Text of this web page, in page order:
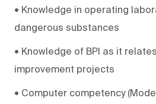
• Knowledge in operating
dangerous substances
• Knowledge of BPI as it
improvement projects
• Computer competency